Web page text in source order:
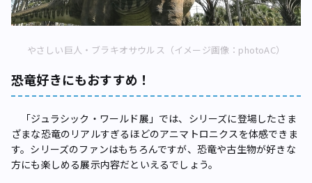
やさしい巨人・ブラキオサウルス（イメージ画像：photoAC）
恐竜好きにもおすすめ！
「ジュラシック・ワールド展」では、シリーズに登場したさま
ざまな恐竜のリアルすぎるほどのアニマトロニクスを体感できま
す。シリーズのファンはもちろんですが、恐竜や古生物が好きな
方にも楽しめる展示内容だといえるでしょう。